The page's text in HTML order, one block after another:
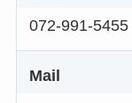
072-991-5455
Mail